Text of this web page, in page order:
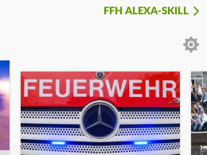
FFH ALEXA-SKILL